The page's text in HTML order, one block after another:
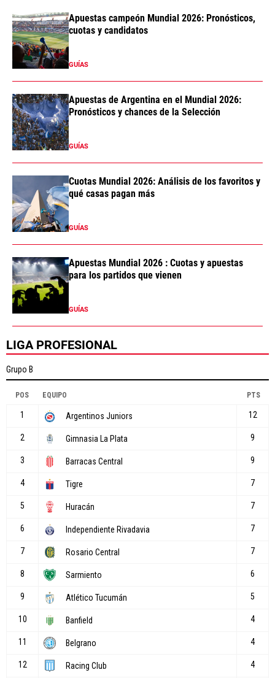
Apuestas campeón Mundial 2026: Pronósticos,
cuotas y candidatos
GUÍAS
Apuestas de Argentina en el Mundial 2026:
Pronósticos y chances de la Selección
GUÍAS
Cuotas Mundial 2026: Análisis de los favoritos y
qué casas pagan más
GUÍAS
Apuestas Mundial 2026 : Cuotas y apuestas
para los partidos que vienen
GUÍAS
LIGA PROFESIONAL